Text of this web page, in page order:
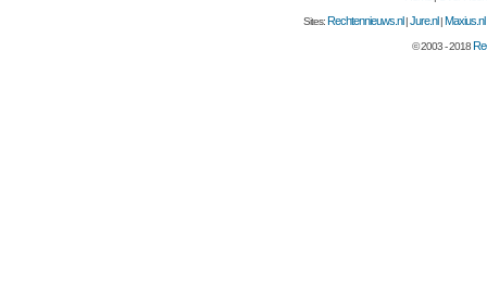
Sites:Rechtennieuws.nl |Jure.nl |Maxius.nl
© 2003 - 2018